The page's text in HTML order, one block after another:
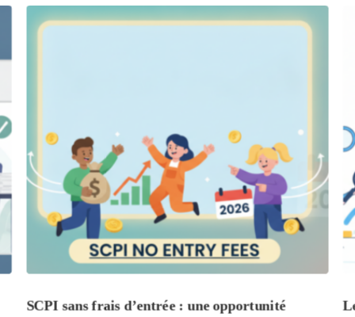
SCPI sans frais d’entrée : une opportunité